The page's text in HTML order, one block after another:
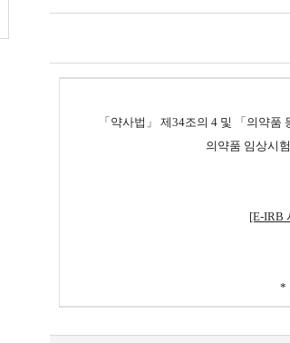
「약사법」 제34조의 4 및 「의약
의약품 임상시
[E-IRB
*